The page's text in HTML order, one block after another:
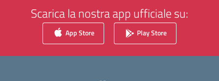
Scarica la nostra app ufficiale su:
App Store Play Store